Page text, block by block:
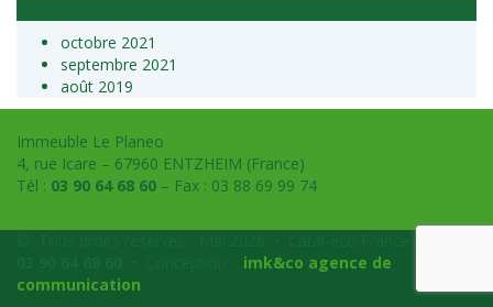
octobre 2021
septembre 2021
août 2019
Immeuble Le Planeo
4, rue Icare – 67960 ENTZHEIM (France)
Tél : 03 90 64 68 60 – Fax : 03 88 69 99 74
imk&co agence de
communication